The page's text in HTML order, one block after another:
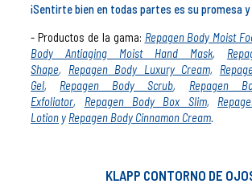
¡Sentirte bien en todas partes es su promesa y
- Productos de la gama: Repagen Body Moist
Body Antiaging Moist Hand Mask,
Shape, Repagen Body Luxury Cream,
Gel, Repagen Body Scrub, Repagen
Exfoliator, Repagen Body Box Slim,
Lotion y Repagen Body Cinnamon Cream.
KLAPP CONTORNO DE